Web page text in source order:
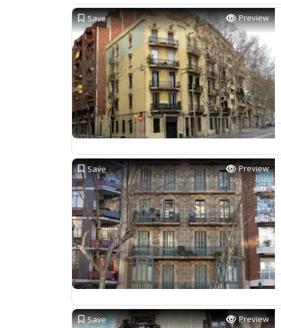
Save Preview
Save Preview
Save Preview